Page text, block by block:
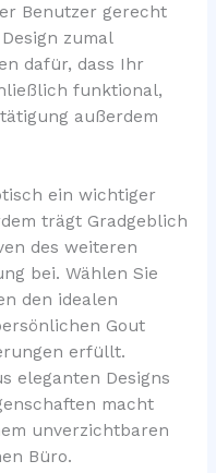
Benutzer gerecht
zumal
dafür, dass Ihr
funktional,
außerdem
ein wichtiger
trägt Gradgeblich
des weiteren
bei. Wählen Sie
den idealen
Gout
erfüllt.
eleganten Designs
macht
unverzichtbaren
Büro.